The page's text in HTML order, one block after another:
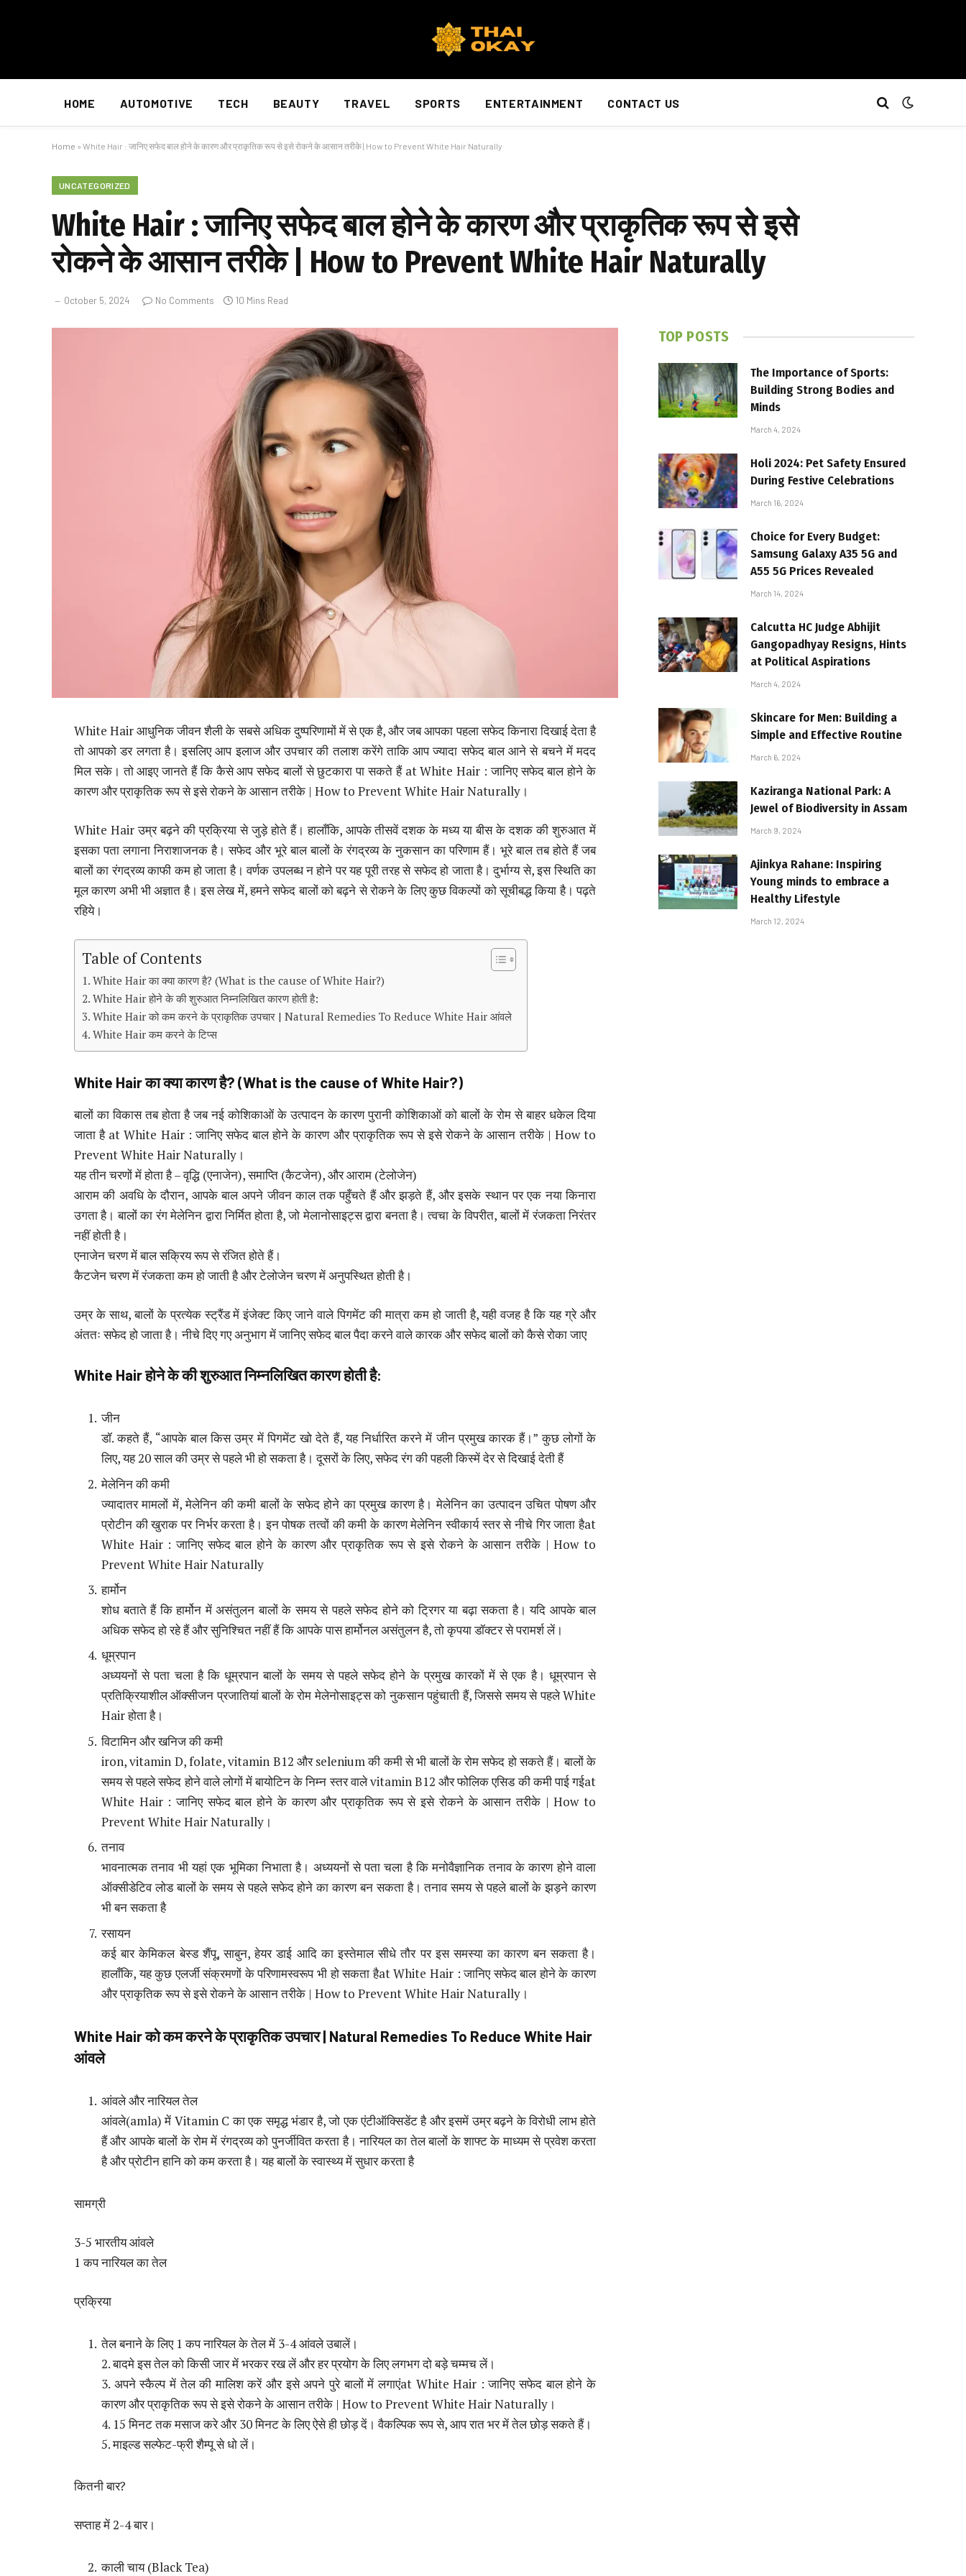
HOME AUTOMOTIVE TECH BEAUTY TRAVEL SPORTS ENTERTAINMENT CONTACT US
Home » White Hair : जानिए सफेद बाल होने के कारण और प्राकृतिक रूप से इसे रोकने के आसान तरीके | How to Prevent White Hair Naturally
UNCATEGORIZED
White Hair : जानिए सफेद बाल होने के कारण और प्राकृतिक रूप से इसे
रोकने के आसान तरीके | How to Prevent White Hair Naturally
October 5, 2024 No Comments 10 Mins Read
White Hair आधुनिक जीवन शैली के सबसे अधिक दुष्परिणामों में से एक है, और जब आपका पहला सफेद किनारा दिखाई देता है
तो आपको डर लगता है। इसलिए आप इलाज और उपचार की तलाश करेंगे ताकि आप ज्यादा सफेद बाल आने से बचने में मदद
मिल सके। तो आइए जानते हैं कि कैसे आप सफेद बालों से छुटकारा पा सकते हैं at White Hair : जानिए सफेद बाल होने के
कारण और प्राकृतिक रूप से इसे रोकने के आसान तरीके | How to Prevent White Hair Naturally।
White Hair उम्र बढ़ने की प्रक्रिया से जुड़े होते हैं। हालाँकि, आपके तीसवें दशक के मध्य या बीस के दशक की शुरुआत में
इसका पता लगाना निराशाजनक है। सफेद और भूरे बाल बालों के रंगद्रव्य के नुकसान का परिणाम हैं। भूरे बाल तब होते हैं जब
बालों का रंगद्रव्य काफी कम हो जाता है। वर्णक उपलब्ध न होने पर यह पूरी तरह से सफेद हो जाता है। दुर्भाग्य से, इस स्थिति का
मूल कारण अभी भी अज्ञात है। इस लेख में, हमने सफेद बालों को बढ़ने से रोकने के लिए कुछ विकल्पों को सूचीबद्ध किया है। पढ़ते
रहिये।
Table of Contents
White Hair का क्या कारण है? (What is the cause of White Hair?)
White Hair होने के की शुरुआत निम्नलिखित कारण होती है:
White Hair को कम करने के प्राकृतिक उपचार | Natural Remedies To Reduce White Hair आंवले
White Hair कम करने के टिप्स
White Hairका क्या कारण है? (What is the cause of White Hair?)
बालों का विकास तब होता है जब नई कोशिकाओं के उत्पादन के कारण पुरानी कोशिकाओं को बालों के रोम से बाहर धकेल दिया
जाता है at White Hair : जानिए सफेद बाल होने के कारण और प्राकृतिक रूप से इसे रोकने के आसान तरीके | How to
Prevent White Hair Naturally।
यह तीन चरणों में होता है – वृद्धि (एनाजेन), समाप्ति (कैटजेन), और आराम (टेलोजेन)
आराम की अवधि के दौरान, आपके बाल अपने जीवन काल तक पहुँचते हैं और झड़ते हैं, और इसके स्थान पर एक नया किनारा
उगता है। बालों का रंग मेलेनिन द्वारा निर्मित होता है, जो मेलानोसाइट्स द्वारा बनता है। त्वचा के विपरीत, बालों में रंजकता निरंतर
नहीं होती है।
एनाजेन चरण में बाल सक्रिय रूप से रंजित होते हैं।
कैटजेन चरण में रंजकता कम हो जाती है और टेलोजेन चरण में अनुपस्थित होती है।
उम्र के साथ, बालों के प्रत्येक स्ट्रैंड में इंजेक्ट किए जाने वाले पिगमेंट की मात्रा कम हो जाती है, यही वजह है कि यह ग्रे और
अंततः सफेद हो जाता है। नीचे दिए गए अनुभाग में जानिए सफेद बाल पैदा करने वाले कारक और सफेद बालों को कैसे रोका जाए
White Hairहोने के की शुरुआत निम्नलिखित कारण होती है:
जीन
डॉ. कहते हैं, “आपके बाल किस उम्र में पिगमेंट खो देते हैं, यह निर्धारित करने में जीन प्रमुख कारक हैं।” कुछ लोगों के
लिए, यह 20 साल की उम्र से पहले भी हो सकता है। दूसरों के लिए, सफेद रंग की पहली किस्में देर से दिखाई देती हैं
मेलेनिन की कमी
ज्यादातर मामलों में, मेलेनिन की कमी बालों के सफेद होने का प्रमुख कारण है। मेलेनिन का उत्पादन उचित पोषण और
प्रोटीन की खुराक पर निर्भर करता है। इन पोषक तत्वों की कमी के कारण मेलेनिन स्वीकार्य स्तर से नीचे गिर जाता हैat
White Hair : जानिए सफेद बाल होने के कारण और प्राकृतिक रूप से इसे रोकने के आसान तरीके | How to
Prevent White Hair Naturally
हार्मोन
शोध बताते हैं कि हार्मोन में असंतुलन बालों के समय से पहले सफेद होने को ट्रिगर या बढ़ा सकता है। यदि आपके बाल
अधिक सफेद हो रहे हैं और सुनिश्चित नहीं हैं कि आपके पास हार्मोनल असंतुलन है, तो कृपया डॉक्टर से परामर्श लें।
धूम्रपान
अध्ययनों से पता चला है कि धूम्रपान बालों के समय से पहले सफेद होने के प्रमुख कारकों में से एक है। धूम्रपान से
प्रतिक्रियाशील ऑक्सीजन प्रजातियां बालों के रोम मेलेनोसाइट्स को नुकसान पहुंचाती हैं, जिससे समय से पहले White
Hair होता है।
विटामिन और खनिज की कमी
iron, vitamin D, folate, vitamin B12 और selenium की कमी से भी बालों के रोम सफेद हो सकते हैं। बालों के
समय से पहले सफेद होने वाले लोगों में बायोटिन के निम्न स्तर वाले vitamin B12 और फोलिक एसिड की कमी पाई गईat
White Hair : जानिए सफेद बाल होने के कारण और प्राकृतिक रूप से इसे रोकने के आसान तरीके | How to
Prevent White Hair Naturally।
तनाव
भावनात्मक तनाव भी यहां एक भूमिका निभाता है। अध्ययनों से पता चला है कि मनोवैज्ञानिक तनाव के कारण होने वाला
ऑक्सीडेटिव लोड बालों के समय से पहले सफेद होने का कारण बन सकता है। तनाव समय से पहले बालों के झड़ने कारण
भी बन सकता है
रसायन
कई बार केमिकल बेस्ड शैंपू, साबुन, हेयर डाई आदि का इस्तेमाल सीधे तौर पर इस समस्या का कारण बन सकता है।
हालाँकि, यह कुछ एलर्जी संक्रमणों के परिणामस्वरूप भी हो सकता हैat White Hair : जानिए सफेद बाल होने के कारण
और प्राकृतिक रूप से इसे रोकने के आसान तरीके | How to Prevent White Hair Naturally।
White Hairको कम करने के प्राकृतिक उपचार| Natural Remedies To Reduce White Hair
आंवले
आंवले और नारियल तेल
आंवले(amla) में Vitamin C का एक समृद्ध भंडार है, जो एक एंटीऑक्सिडेंट है और इसमें उम्र बढ़ने के विरोधी लाभ होते
हैं और आपके बालों के रोम में रंगद्रव्य को पुनर्जीवित करता है। नारियल का तेल बालों के शाफ्ट के माध्यम से प्रवेश करता
है और प्रोटीन हानि को कम करता है। यह बालों के स्वास्थ्य में सुधार करता है
सामग्री
3-5 भारतीय आंवले
1 कप नारियल का तेल
प्रक्रिया
तेल बनाने के लिए 1 कप नारियल के तेल में 3-4 आंवले उबालें।
2. बादमे इस तेल को किसी जार में भरकर रख लें और हर प्रयोग के लिए लगभग दो बड़े चम्मच लें।
3. अपने स्कैल्प में तेल की मालिश करें और इसे अपने पुरे बालों में लगाएंat White Hair : जानिए सफेद बाल होने के
कारण और प्राकृतिक रूप से इसे रोकने के आसान तरीके | How to Prevent White Hair Naturally।
4. 15 मिनट तक मसाज करे और 30 मिनट के लिए ऐसे ही छोड़ दें। वैकल्पिक रूप से, आप रात भर में तेल छोड़ सकते हैं।
5. माइल्ड सल्फेट-फ्री शैम्पू से धो लें।
कितनी बार?
सप्ताह में 2-4 बार।
काली चाय (Black Tea)
TOP POSTS
The Importance of Sports:
Building Strong Bodies and
Minds
March 4, 2024
Holi 2024: Pet Safety Ensured
During Festive Celebrations
March 16, 2024
Choice for Every Budget:
Samsung Galaxy A35 5G and
A55 5G Prices Revealed
March 14, 2024
Calcutta HC Judge Abhijit
Gangopadhyay Resigns, Hints
at Political Aspirations
March 4, 2024
Skincare for Men: Building a
Simple and Effective Routine
March 6, 2024
Kaziranga National Park: A
Jewel of Biodiversity in Assam
March 9, 2024
Ajinkya Rahane: Inspiring
Young minds to embrace a
Healthy Lifestyle
March 12, 2024